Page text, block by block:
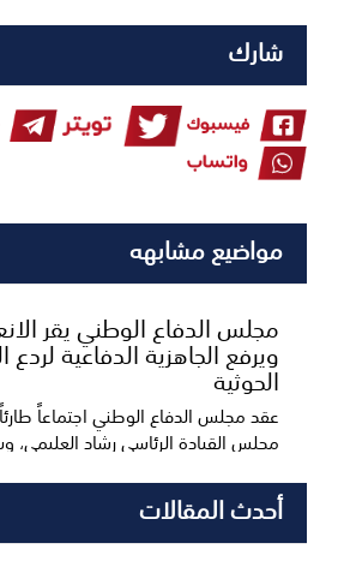
شارك
مواضيع مشابهه
مجلس الدفاع الوطني يقر
ويرفع الجاهزية الدفاعية
الحوثية
عقد مجلس الدفاع الوطني اجتماعاً
مجلس القيادة الرئاسي رشاد العليمي،
أحدث المقالات